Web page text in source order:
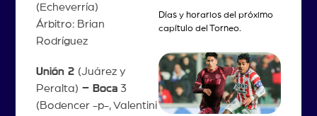
(Echeverría)
Árbitro: Brian
Rodríguez
Unión 2 (Juárez y
Peralta) – Boca3
(Bodencer -p-, Valentini
Días y horarios del próximo
capítulo del Torneo.